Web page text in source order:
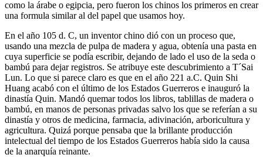
como la árabe o egipcia, pero fueron los chinos los primeros en crear
una formula similar al del papel que usamos hoy.
En el año 105 d. C, un inventor chino dió con un proceso que,
usando una mezcla de pulpa de madera y agua, obtenía una pasta en
cuya superficie se podía escribir, dejando de lado el uso de la seda o
bambú para dejar registros. Se atribuye este descubrimiento a T´Sai
Lun. Lo que si parece claro es que en el año 221 a.C. Quin Shi
Huang acabó con el último de los Estados Guerreros e inauguró la
dinastía Quin. Mandó quemar todos los libros, tablillas de madera o
bambú, en manos de personas privadas salvo los que se referían a su
dinastía y otros de medicina, farmacia, adivinación, arboricultura y
agricultura. Quizá porque pensaba que la brillante producción
intelectual del tiempo de los Estados Guerreros había sido la causa
de la anarquía reinante.